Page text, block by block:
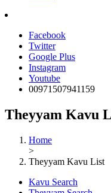
Facebook
Twitter
Google Plus
Instagram
Youtube
00971507941159
Theyyam Kavu
Home
>
Theyyam Kavu List
Kavu Search